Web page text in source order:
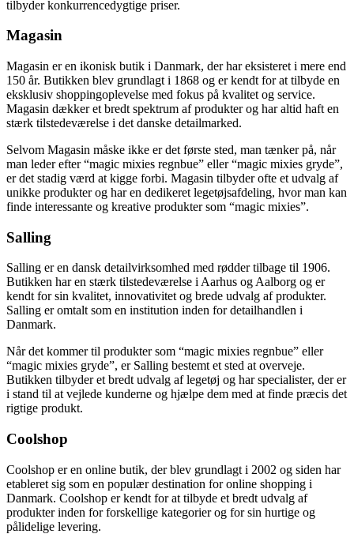
tilbyder konkurrencedygtige priser.
Magasin
Magasin er en ikonisk butik i Danmark, der har eksisteret i mere end
150 år. Butikken blev grundlagt i 1868 og er kendt for at tilbyde en
eksklusiv shoppingoplevelse med fokus på kvalitet og service.
Magasin dækker et bredt spektrum af produkter og har altid haft en
stærk tilstedeværelse i det danske detailmarked.
Selvom Magasin måske ikke er det første sted, man tænker på, når
man leder efter “magic mixies regnbue” eller “magic mixies gryde”,
er det stadig værd at kigge forbi. Magasin tilbyder ofte et udvalg af
unikke produkter og har en dedikeret legetøjsafdeling, hvor man kan
finde interessante og kreative produkter som “magic mixies”.
Salling
Salling er en dansk detailvirksomhed med rødder tilbage til 1906.
Butikken har en stærk tilstedeværelse i Aarhus og Aalborg og er
kendt for sin kvalitet, innovativitet og brede udvalg af produkter.
Salling er omtalt som en institution inden for detailhandlen i
Danmark.
Når det kommer til produkter som “magic mixies regnbue” eller
“magic mixies gryde”, er Salling bestemt et sted at overveje.
Butikken tilbyder et bredt udvalg af legetøj og har specialister, der er
i stand til at vejlede kunderne og hjælpe dem med at finde præcis det
rigtige produkt.
Coolshop
Coolshop er en online butik, der blev grundlagt i 2002 og siden har
etableret sig som en populær destination for online shopping i
Danmark. Coolshop er kendt for at tilbyde et bredt udvalg af
produkter inden for forskellige kategorier og for sin hurtige og
pålidelige levering.